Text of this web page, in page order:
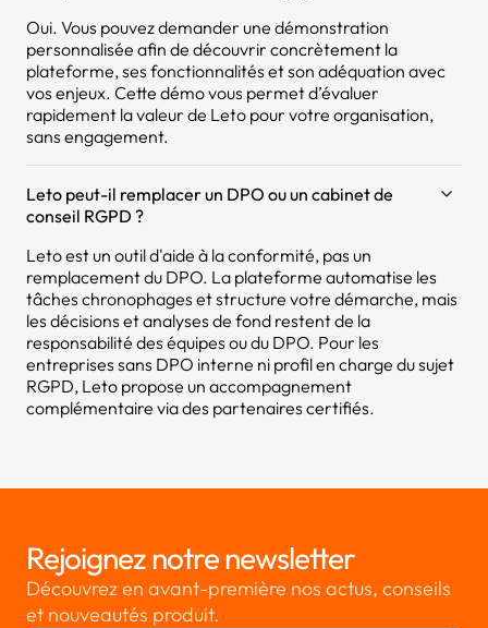
Oui. Vous pouvez demander une démonstration
personnalisée afin de découvrir concrètement la
plateforme, ses fonctionnalités et son adéquation avec
vos enjeux. Cette démo vous permet d’évaluer
rapidement la valeur de Leto pour votre organisation,
sans engagement.
Leto peut-il remplacer un DPO ou un cabinet de
conseil RGPD ?
Leto est un outil d'aide à la conformité, pas un
remplacement du DPO. La plateforme automatise les
tâches chronophages et structure votre démarche, mais
les décisions et analyses de fond restent de la
responsabilité des équipes ou du DPO. Pour les
entreprises sans DPO interne ni profil en charge du sujet
RGPD, Leto propose un accompagnement
complémentaire via des partenaires certifiés.
Rejoignez notre newsletter
Découvrez en avant-première nos actus, conseils
et nouveautés produit.